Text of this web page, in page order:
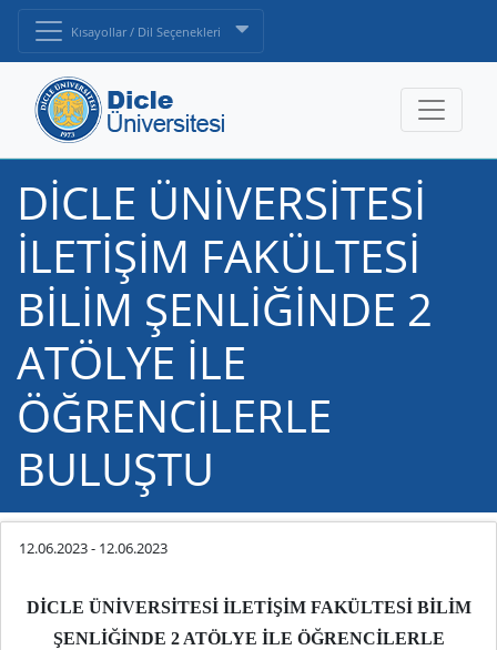
Kısayollar / Dil Seçenekleri
DİCLE ÜNİVERSİTESİ
İLETİŞİM FAKÜLTESİ
BİLİM ŞENLİĞİNDE 2
ATÖLYE İLE
ÖĞRENCİLERLE
BULUŞTU
12.06.2023- 12.06.2023
DİCLE ÜNİVERSİTESİ İLETİŞİM FAKÜLTESİ BİLİM
ŞENLİĞİNDE 2 ATÖLYE İLE ÖĞRENCİLERLE